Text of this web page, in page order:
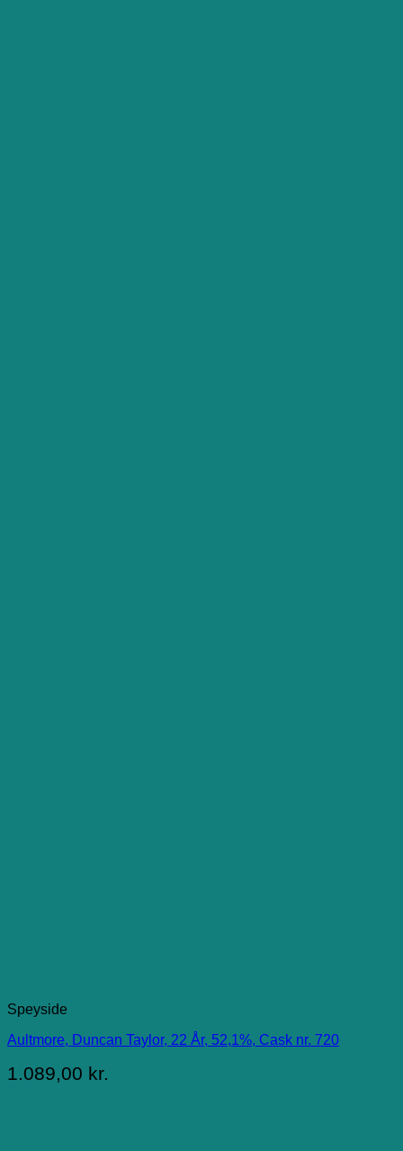
Speyside
Aultmore, Duncan Taylor, 22 År, 52,1%, Cask nr. 720
1.089,00 kr.